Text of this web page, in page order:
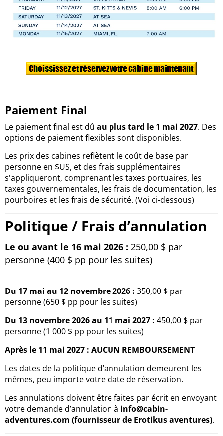
Paiement Final
Le paiement final est dû au plus tard le 1 mai 2027. Des
options de paiement flexibles sont disponibles.
Les prix des cabines reflètent le coût de base par
personne en $US, et des frais supplémentaires
s'appliqueront, comprenant les taxes portuaires, les
taxes gouvernementales, les frais de documentation, les
pourboires et les frais de sécurité. (Voi ci-dessous)
Politique / Frais d’annulation
Le ou avant le 16 mai 2026 : 250,00 $ par
personne (400 $ pp pour les suites)
Du 17 mai au 12 novembre 2026 : 350,00 $ par
personne (650 $ pp pour les suites)
Du 13 novembre 2026 au 11 mai 2027 : 450,00 $ par
personne (1 000 $ pp pour les suites)
Après le 11 mai 2027 : AUCUN REMBOURSEMENT
Les dates de la politique d’annulation demeurent les
mêmes, peu importe votre date de réservation.
Les annulations doivent être faites par écrit en envoyant
votre demande d’annulation à info@cabin-
adventures.com (fournisseur de Erotikus aventures).